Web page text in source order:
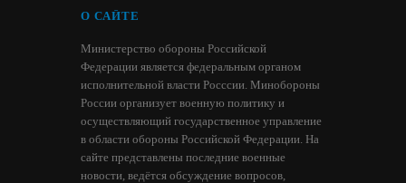
О САЙТЕ
Министерство обороны Российской
Федерации является федеральным органом
исполнительной власти Росссии. Минобороны
России организует военную политику и
осуществляющий государственное управление
в области обороны Российской Федерации. На
сайте представлены последние военные
новости, ведётся обсуждение вопросов,